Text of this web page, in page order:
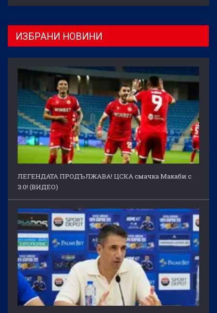
ИЗБРАНИ НОВИНИ
ЛЕГЕНДАТА ПРОДЪЛЖАВА! ЦСКА смачка Макаби с
3:0! (ВИДЕО)